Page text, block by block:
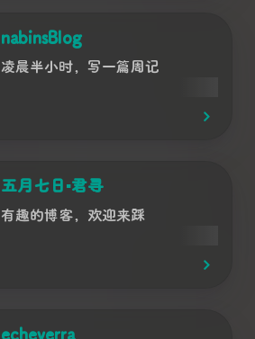
nabinsBlog
凌晨半小时，写一篇周记
五月七日▪君寻
有趣的博客，欢迎来踩
echeverra